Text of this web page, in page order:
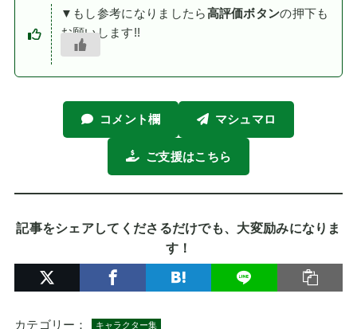
▼もし参考になりましたら高評価ボタンの押下も
お願いします!!
コメント欄 マシュマロ
ご支援はこちら
記事をシェアしてくださるだけでも、大変励みになりま
す！
カテゴリー： キャラクター集